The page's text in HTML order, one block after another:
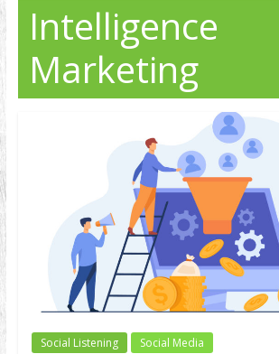
Intelligence
Marketing
Social Listening Social Media